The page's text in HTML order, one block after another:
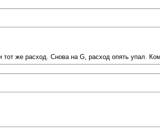
же расход. Снова на G, расход опять упал.